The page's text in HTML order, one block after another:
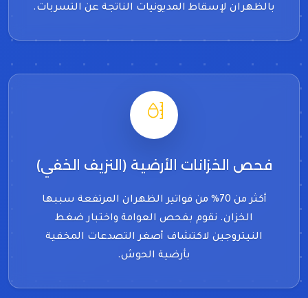
الفاتورة، جاهزة للتقديم الفوري لشركة المياه الوطنية
فحص الخزانات الأرضية (النزيف الخفي)
أكثر من 70% من فواتير الظهران المرتفعة سببها
الخزان. نقوم بفحص العوامة واختبار ضغط
النيتروجين لاكتشاف أصغر التصدعات المخفية